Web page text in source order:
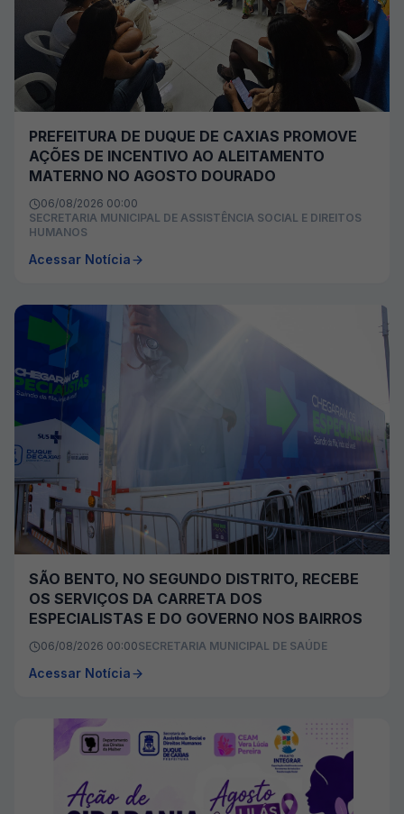
PREFEITURA DE DUQUE DE CAXIAS PROMOVE
AÇÕES DE INCENTIVO AO ALEITAMENTO
MATERNO NO AGOSTO DOURADO
06/08/2026 00:00
SECRETARIA MUNICIPAL DE ASSISTÊNCIA SOCIAL E DIREITOS
HUMANOS
Acessar Notícia
SÃO BENTO, NO SEGUNDO DISTRITO, RECEBE
OS SERVIÇOS DA CARRETA DOS
ESPECIALISTAS E DO GOVERNO NOS BAIRROS
06/08/2026 00:00SECRETARIA MUNICIPAL DE SAÚDE
Acessar Notícia